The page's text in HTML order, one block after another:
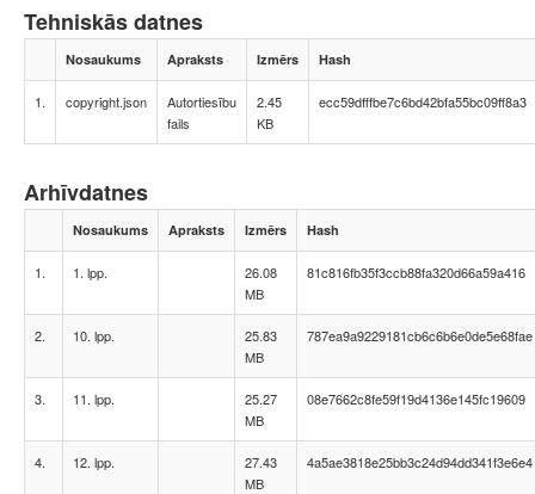
Tehniskās datnes
Nosaukums Apraksts Izmērs Hash
1. copyright.json
Autortiesību
fails
2.45
KB
ecc59dfffbe7c6bd42bfa55bc09ff8a3
Arhīvdatnes
Nosaukums Apraksts Izmērs Hash
1. 1. lpp.
26.08
MB
81c816fb35f3ccb88fa320d66a59a416
2. 10. lpp.
25.83
MB
787ea9a9229181cb6c6b6e0de5e68fae
3. 11. lpp.
25.27
MB
08e7662c8fe59f19d4136e145fc19609
4. 12. lpp.
27.43
MB
4a5ae3818e25bb3c24d94dd341f3e6e4